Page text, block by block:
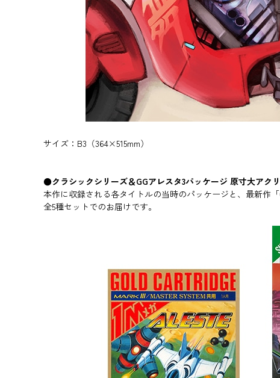
サイズ：B3（364×515mm）
●クラシックシリーズ＆GGアレスタ3パッケージ 原寸大アクリ
本作に収録される各タイトルの当時のパッケージと、最新作
全5種セットでのお届けです。